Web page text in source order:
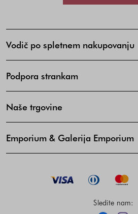
Vodič po spletnem nakupovanju
Podpora strankam
Naše trgovine
Emporium & Galerija Emporium
Sledite nam: